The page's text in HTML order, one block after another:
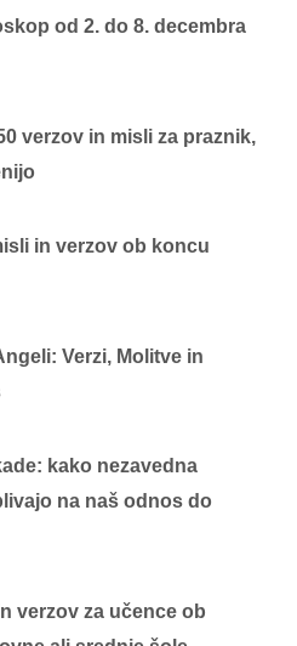
od 2. do 8. decembra
verzov in misli za praznik,
in verzov ob koncu
Verzi, Molitve in
kako nezavedna
na naš odnos do
verzov za učence ob